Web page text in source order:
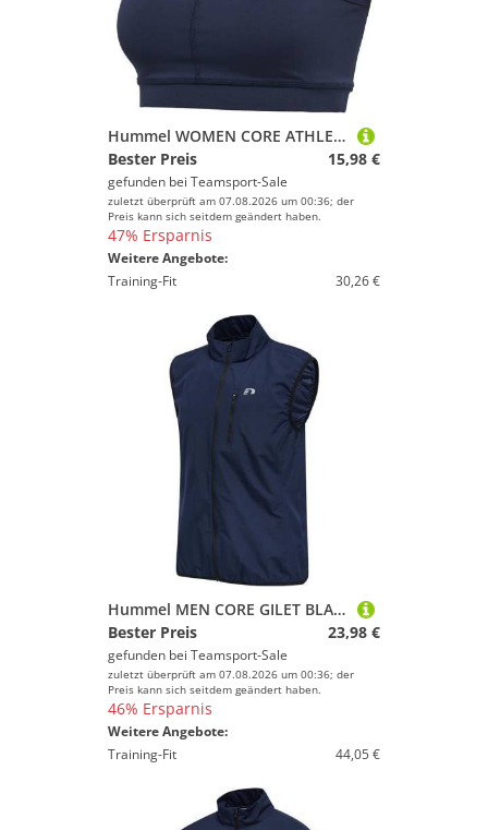
Hummel WOMEN CORE ATHLETIC TOP - BLACK IRIS - L
Bester Preis
15,98 €
gefunden bei Teamsport-Sale
zuletzt überprüft am 07.08.2026 um 00:36; der
Preis kann sich seitdem geändert haben.
47% Ersparnis
Weitere Angebote:
Training-Fit
30,26 €
Hummel MEN CORE GILET BLACK IRIS M
Bester Preis
23,98 €
gefunden bei Teamsport-Sale
zuletzt überprüft am 07.08.2026 um 00:36; der
Preis kann sich seitdem geändert haben.
46% Ersparnis
Weitere Angebote:
Training-Fit
44,05 €